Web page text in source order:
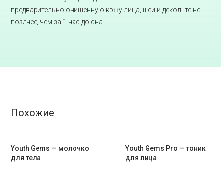
предварительно очищенную кожу лица, шеи и декольте не
позднее, чем за 1 час до сна.
Похожие
Youth Gems — молочко
для тела
Youth Gems Pro — тоник
для лица